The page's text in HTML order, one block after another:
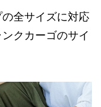
全サイズに対応
クカーゴのサイ